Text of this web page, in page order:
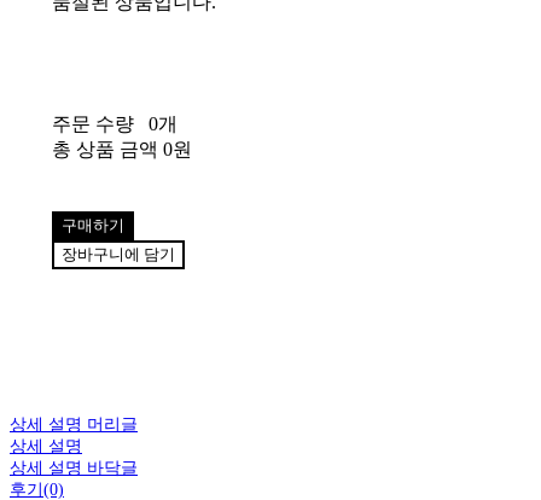
주문 수량
0개
총 상품 금액 0원
구매하기
장바구니에 담기
상세 설명 머리글
상세 설명
상세 설명 바닥글
후기(0)